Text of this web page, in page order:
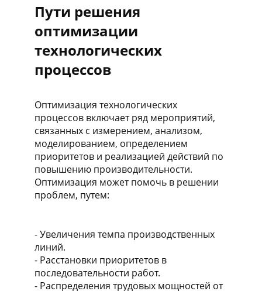
Пути решения
оптимизации
технологических
процессов
Оптимизация технологических
процессов включает ряд мероприятий,
связанных с измерением, анализом,
моделированием, определением
приоритетов и реализацией действий по
повышению производительности.
Оптимизация может помочь в решении
проблем, путем:
- Увеличения темпа производственных
линий.
- Расстановки приоритетов в
последовательности работ.
- Распределения трудовых мощностей от